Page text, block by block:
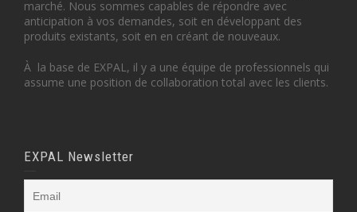
marché. Nous sommes capables de répondre avec
anticipation à vos demandes, soit en développant des
produits existants, soit en en créant de nouveaux.
À la base de EXPAL, il y a une équipe de professionnels qui
assume une position de collaboration total avec les clients.
EXPAL Newsletter